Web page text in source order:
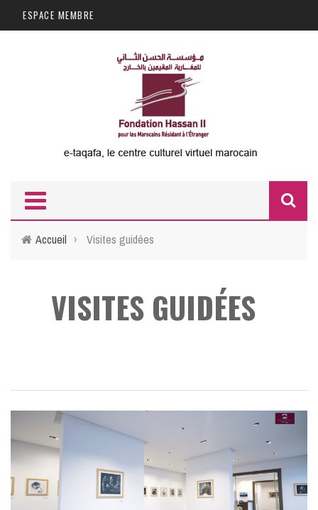
Aller au contenu principal
ESPACE MEMBRE
Accueil › Visites guidées
VISITES GUIDÉES